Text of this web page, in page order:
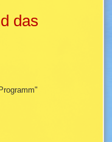
das